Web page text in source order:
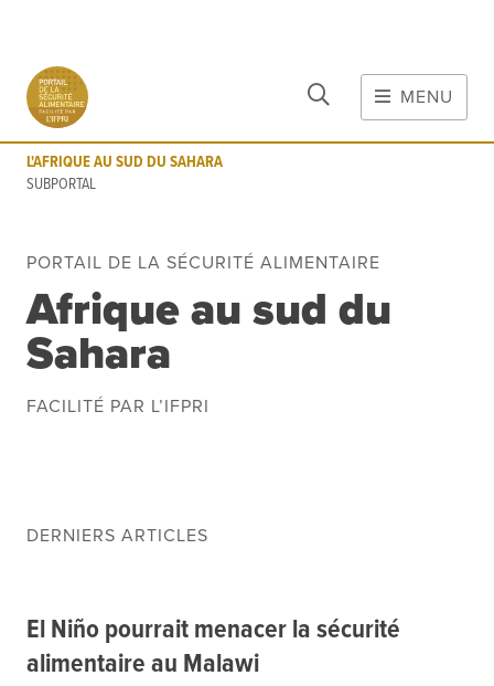
Aller au contenu principal
MENU
L'AFRIQUE AU SUD DU SAHARA
SUBPORTAL
L'AFRIQUE AU SUD DU SAHARA
SUBPORTAL
Risques de Crise
COVID-19
Matières
Outils
Cours de Formation
S'abonner
PORTAIL DE LA SÉCURITÉ ALIMENTAIRE
Afrique au sud du
Sahara
FACILITÉ PAR L’IFPRI
DERNIERS ARTICLES
El Niño pourrait menacer la sécurité
alimentaire au Malawi